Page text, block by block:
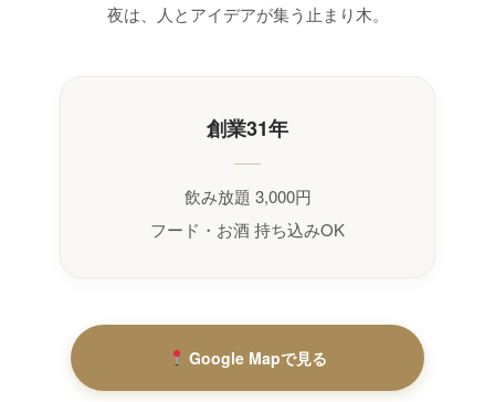
夜は、人とアイデアが集う止まり木。
創業31年
飲み放題 3,000円
フード・お酒 持ち込みOK
Google Mapで見る